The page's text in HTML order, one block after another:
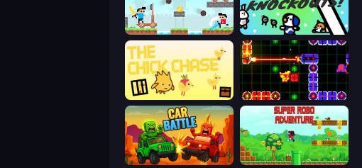
Castle Wars KNOCKOUTS!
The Chick Chase LazerGrrl
Car Battle Super Robo - Adventure